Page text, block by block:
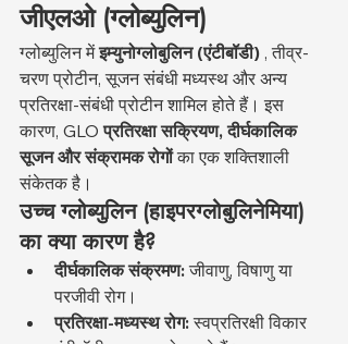
जीएलओ (ग्लोब्युलिन)
ग्लोब्युलिन में इम्युनोग्लोबुलिन (एंटीबॉडी) , तीव्र-
चरण प्रोटीन, सूजन संबंधी मध्यस्थ और अन्य
प्रतिरक्षा-संबंधी प्रोटीन शामिल होते हैं। इस
कारण, GLO प्रतिरक्षा सक्रियण, दीर्घकालिक
सूजन और संक्रामक रोगों का एक शक्तिशाली
संकेतक है।
उच्च ग्लोब्युलिन (हाइपरग्लोबुलिनेमिया)
का क्या कारण है?
दीर्घकालिक संक्रमण: जीवाणु, विषाणु या
परजीवी रोग।
प्रतिरक्षा-मध्यस्थ रोग: स्वप्रतिरक्षी विकार